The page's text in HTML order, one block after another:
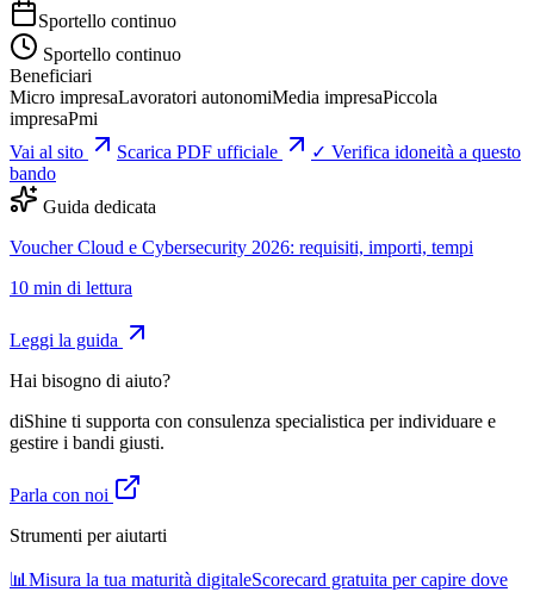
Sportello continuo
Sportello continuo
Beneficiari
Micro impresaLavoratori autonomiMedia impresaPiccola
impresaPmi
Vai al sito
Scarica PDF ufficiale
✓ Verifica idoneità a questo
bando
Guida dedicata
Voucher Cloud e Cybersecurity 2026: requisiti, importi, tempi
10 min di lettura
Leggi la guida
Hai bisogno di aiuto?
diShine ti supporta con consulenza specialistica per individuare e
gestire i bandi giusti.
Parla con noi
Strumenti per aiutarti
📊 Misura la tua maturità digitaleScorecard gratuita per capire dove